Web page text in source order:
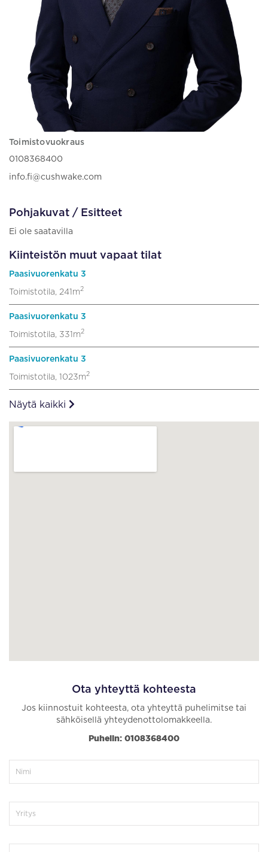
Toimistovuokraus
0108368400
info.fi@cushwake.com
Pohjakuvat / Esitteet
Ei ole saatavilla
Kiinteistön muut vapaat tilat
Paasivuorenkatu 3
Toimistotila, 241m2
Paasivuorenkatu 3
Toimistotila, 331m2
Paasivuorenkatu 3
Toimistotila, 1023m2
Näytä kaikki
Ota yhteyttä kohteesta
Jos kiinnostuit kohteesta, ota yhteyttä puhelimitse tai
sähköisellä yhteydenottolomakkeella.
Puhelin: 0108368400